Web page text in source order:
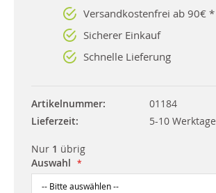
Versandkostenfrei ab 90€ *
Sicherer Einkauf
Schnelle Lieferung
Artikelnummer
01184
Lieferzeit
5-10 Werktage
Nur 1 übrig
Auswahl